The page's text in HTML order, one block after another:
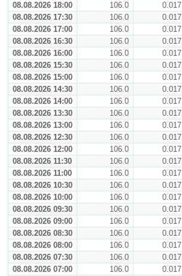
08.08.2026 18:00
106.0 0.017
08.08.2026 17:30
106.0 0.017
08.08.2026 17:00
106.0 0.017
08.08.2026 16:30
106.0 0.017
08.08.2026 16:00
106.0 0.017
08.08.2026 15:30
106.0 0.017
08.08.2026 15:00
106.0 0.017
08.08.2026 14:30
106.0 0.017
08.08.2026 14:00
106.0 0.017
08.08.2026 13:30
106.0 0.017
08.08.2026 13:00
106.0 0.017
08.08.2026 12:30
106.0 0.017
08.08.2026 12:00
106.0 0.017
08.08.2026 11:30
106.0 0.017
08.08.2026 11:00
106.0 0.017
08.08.2026 10:30
106.0 0.017
08.08.2026 10:00
106.0 0.017
08.08.2026 09:30
106.0 0.017
08.08.2026 09:00
106.0 0.017
08.08.2026 08:30
106.0 0.017
08.08.2026 08:00
106.0 0.017
08.08.2026 07:30
106.0 0.017
08.08.2026 07:00
106.0 0.017